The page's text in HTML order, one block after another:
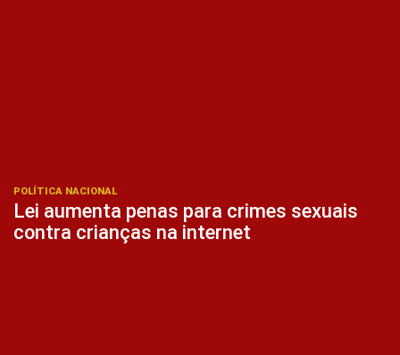
POLÍTICA NACIONAL
Lei aumenta penas para crimes sexuais
contra crianças na internet